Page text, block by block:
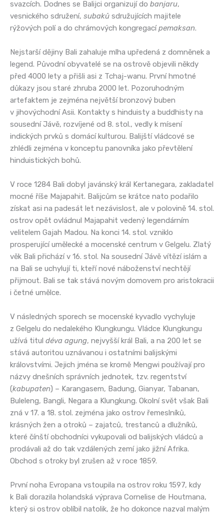
svazcích. Dodnes se Balijci organizují do banjaru,
vesnického sdružení, subaků sdružujících majitele
rýžových polí a do chrámových kongregacípemaksan.
Nejstarší dějiny Bali zahaluje mlha upředená z domněnek a
legend. Původní obyvatelé se na ostrově objevili někdy
před 4000 lety a přišli asi z Tchaj-wanu. První hmotné
důkazy jsou staré zhruba 2000 let. Pozoruhodným
artefaktem je zejména největší bronzový buben
v jihovýchodní Asii. Kontakty s hinduisty a buddhisty na
sousední Jávě, rozvíjené od 8. stol., vedly k mísení
indických prvků s domácí kulturou. Balijští vládcové se
zhlédli zejména v konceptu panovníka jako převtělení
hinduistických bohů.
V roce 1284 Bali dobyl javánský král Kertanegara, zakladatel
mocné říše Majapahit. Balijcům se krátce nato podařilo
získat asi na padesát let nezávislost, ale v polovině 14. stol.
ostrov opět ovládnul Majapahit vedený legendárním
velitelem Gajah Madou. Na konci 14. stol. vzniklo
prosperující umělecké a mocenské centrum v Gelgelu. Zlatý
věk Bali přichází v 16. stol. Na sousední Jávě vítězí islám a
na Bali se uchylují ti, kteří nové náboženství nechtějí
přijmout. Bali se tak stává novým domovem pro aristokracii
i četné umělce.
V následných sporech se mocenské kyvadlo vychyluje
z Gelgelu do nedalekého Klungkungu. Vládce Klungkungu
užívá titul déva agung, nejvyšší král Bali, a na 200 let se
stává autoritou uznávanou i ostatními balijskými
královstvími. Jejich jména se kromě Mengwi používají pro
názvy dnešních správních jednotek, tzv. regentství
(kabupaten) – Karangasem, Badung, Gianyar, Tabanan,
Buleleng, Bangli, Negara a Klungkung. Okolní svět však Bali
zná v 17. a 18. stol. zejména jako ostrov řemeslníků,
krásných žen a otroků – zajatců, trestanců a dlužníků,
které čínští obchodníci vykupovali od balijských vládců a
prodávali až do tak vzdálených zemí jako jižní Afrika.
Obchod s otroky byl zrušen až v roce 1859.
První noha Evropana vstoupila na ostrov roku 1597, kdy
k Bali dorazila holandská výprava Cornelise de Houtmana,
který si ostrov oblíbil natolik, že ho dokonce nazval malým